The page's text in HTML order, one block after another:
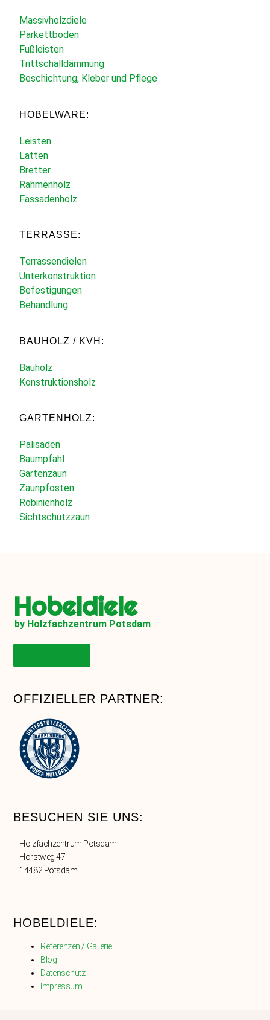
Massivholzdiele
Parkettboden
Fußleisten
Trittschalldämmung
Beschichtung, Kleber und Pflege
HOBELWARE:
Leisten
Latten
Bretter
Rahmenholz
Fassadenholz
TERRASSE:
Terrassendielen
Unterkonstruktion
Befestigungen
Behandlung
BAUHOLZ / KVH:
Bauholz
Konstruktionsholz
GARTENHOLZ:
Palisaden
Baumpfahl
Gartenzaun
Zaunpfosten
Robinienholz
Sichtschutzzaun
Hobeldiele
by Holzfachzentrum Potsdam
OFFIZIELLER PARTNER:
BESUCHEN SIE UNS:
Holzfachzentrum Potsdam
Horstweg 47
14482 Potsdam
HOBELDIELE:
Referenzen / Gallerie
Blog
Datenschutz
Impressum